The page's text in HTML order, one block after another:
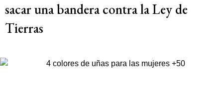
sacar una bandera contra la Ley de
Tierras